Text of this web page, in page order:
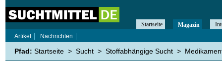
Startseite Magazin
Artikel
Nachrichten
Pfad: Startseite > Sucht > Stoffabhängige Sucht >